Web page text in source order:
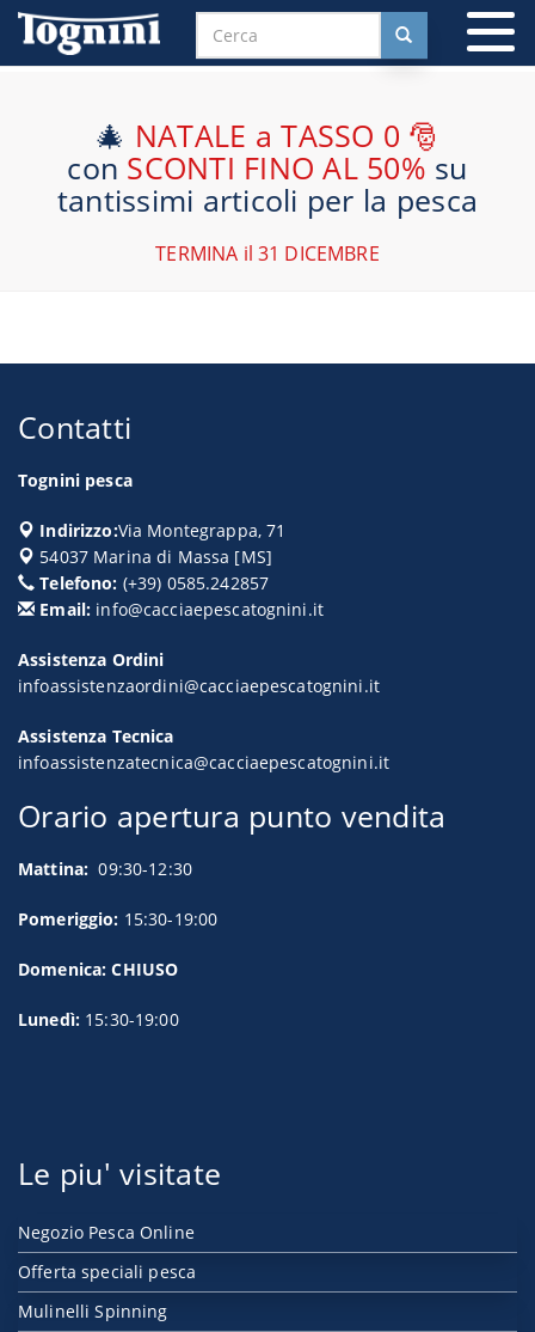
🎄 NATALE a TASSO 0 🎅
con SCONTI FINO AL 50% su
tantissimi articoli per la pesca
TERMINA il 31 DICEMBRE
Contatti
Tognini pesca
Indirizzo:Via Montegrappa, 71
54037 Marina di Massa [MS]
Telefono: (+39) 0585.242857
Email: info@cacciaepescatognini.it
Assistenza Ordini
infoassistenzaordini@cacciaepescatognini.it
Assistenza Tecnica
infoassistenzatecnica@cacciaepescatognini.it
Orario apertura punto vendita
Mattina: 09:30-12:30
Pomeriggio: 15:30-19:00
Domenica: CHIUSO
Lunedì: 15:30-19:00
Le piu' visitate
Negozio Pesca Online
Offerta speciali pesca
Mulinelli Spinning